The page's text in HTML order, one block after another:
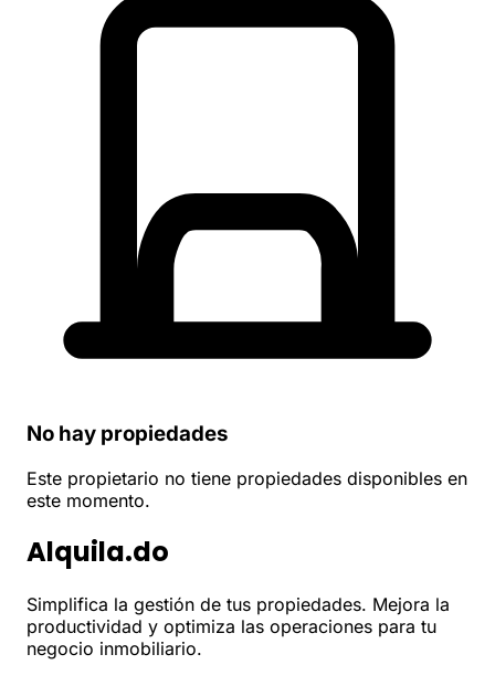
No hay propiedades
Este propietario no tiene propiedades disponibles en
este momento.
Alquila.do
Simplifica la gestión de tus propiedades. Mejora la
productividad y optimiza las operaciones para tu
negocio inmobiliario.